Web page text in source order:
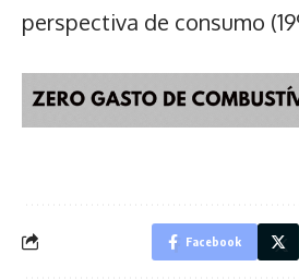
perspectiva de consumo
Facebook